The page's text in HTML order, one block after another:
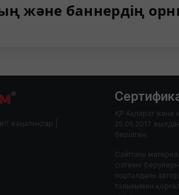
және баннердің
жаңалықтар |
ҚР Ақпарат және
25.05.2017
берілген.
Сайттағы
сілтеме
порталдағы
толығымен